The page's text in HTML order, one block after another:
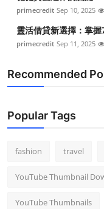
primecredit Sep 10, 2025
靈活借貸新選擇：掌
primecredit Sep 11, 2025
Recommended
Popular Tags
fashion travel
YouTube Thumbnail
YouTube Thumbnails